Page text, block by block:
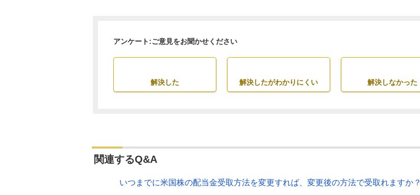
アンケート:ご意見をお聞かせください
解決した 解決したがわかりにくい 解決しなかった
関連するQ&A
いつまでに米国株の配当金受取方法を変更すれば、変更後の方法で受取れますか？